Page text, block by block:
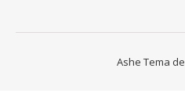
Ashe Tema de